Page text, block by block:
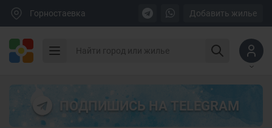
Горностаевка Добавить жилье
ПОДПИШИСЬ НА TELEGRAM